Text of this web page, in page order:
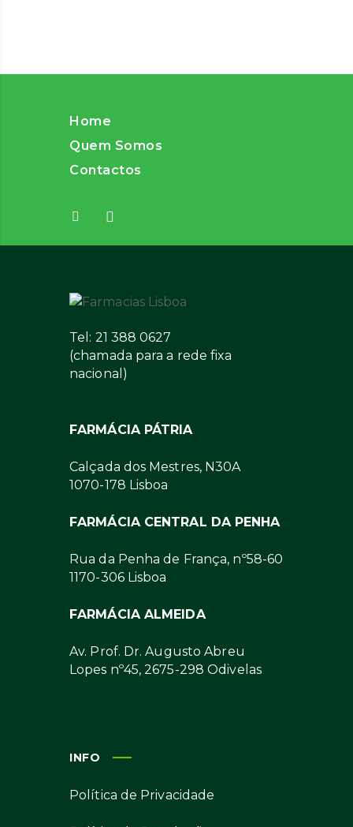
Home
Quem Somos
Contactos
Tel: 21 388 0627
(chamada para a rede fixa
nacional)
FARMÁCIA PÁTRIA
Calçada dos Mestres, N30A
1070-178 Lisboa
FARMÁCIA CENTRAL DA PENHA
Rua da Penha de França, nº58-60
1170-306 Lisboa
FARMÁCIA ALMEIDA
Av. Prof. Dr. Augusto Abreu
Lopes nº45, 2675-298 Odivelas
INFO
Política de Privacidade